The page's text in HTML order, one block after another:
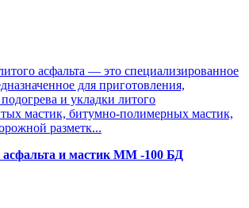
асфальта — это специализированное
для приготовления,
и укладки литого
мастик, битумно-полимерных мастик,
разметк...
асфальта и мастик MM -100 БД